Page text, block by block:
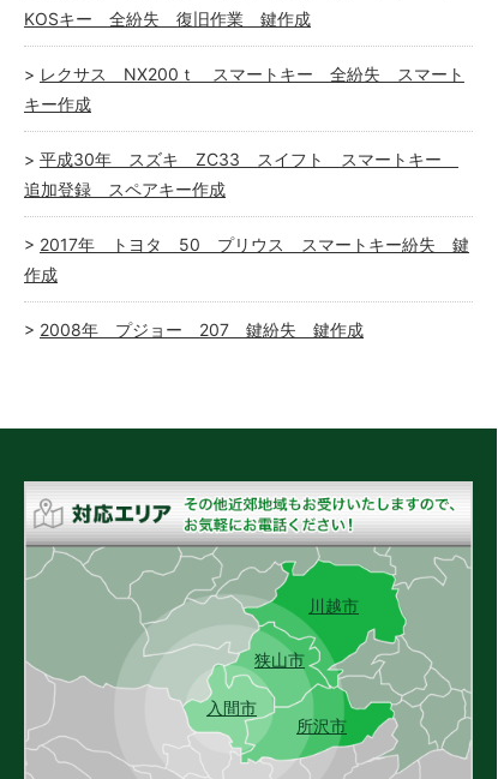
KOSキー 全紛失 復旧作業 鍵作成
レクサス NX200ｔ スマートキー 全紛失 スマート
キー作成
平成30年 スズキ ZC33 スイフト スマートキー
追加登録 スペアキー作成
2017年 トヨタ 50 プリウス スマートキー紛失 鍵
作成
2008年 プジョー 207 鍵紛失 鍵作成
入間市
狭山市
所沢市
川越市